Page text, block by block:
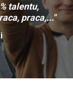
talentu,
praca,..."